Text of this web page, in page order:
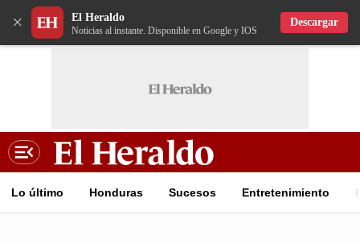
× El Heraldo
Noticias al instante. Disponible en Google y IOS
Descargar
Lo último Honduras Sucesos Entretenimiento